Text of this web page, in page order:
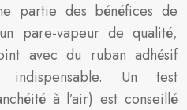
partie des bénéfices de
pare-vapeur de qualité,
avec du ruban adhésif
Un test
à l’air) est conseillé